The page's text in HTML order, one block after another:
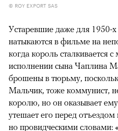
© ROY EXPORT SAS
Устаревшие даже для 1950-
натыкаются в фильме на
когда король сталкивается
исполнении сына Чаплина
брошены в тюрьму,
Мальчик, тоже коммунист,
королю, но он оказывает
утешает его перед
но провидческими словами: